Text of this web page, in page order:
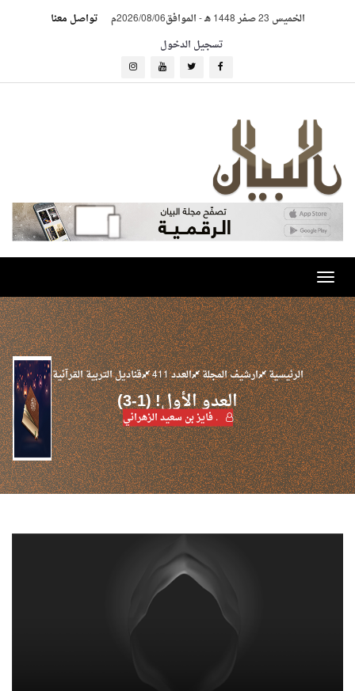
الخميس 23 صفر 1448 هـ -الموافق2026/08/06م
تواصل معنا
تسجيل الدخول
Toggle
navigation
الرئيسية ارشيف المجلة العدد 411 قناديل التربية القرآنية
العدو الأول! (1-3)
. فايز بن سعيد الزهراني